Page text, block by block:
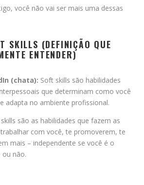
você não vai ser mais uma dessas
SKILLS (DEFINIÇÃO QUE
ENTENDER)
(chata): Soft skills são habilidades
que determinam como você
adapta no ambiente profissional.
são as habilidades que fazem as
trabalhar com você, te promoverem, te
mais – independente se você é o
ou não.